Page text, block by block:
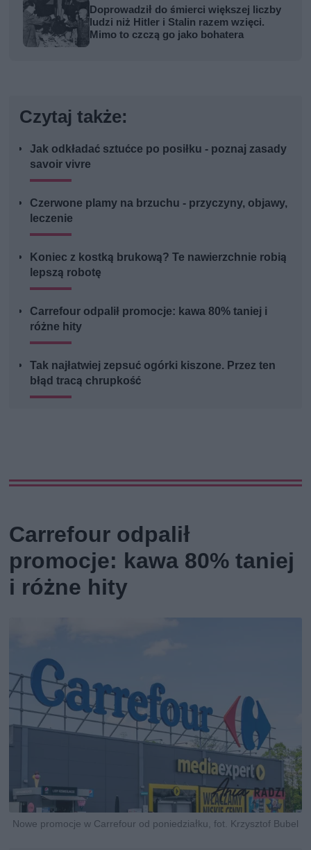
Doprowadził do śmierci większej liczby
ludzi niż Hitler i Stalin razem wzięci.
Mimo to czczą go jako bohatera
Czytaj także:
Jak odkładać sztućce po posiłku - poznaj zasady
savoir vivre
Czerwone plamy na brzuchu - przyczyny, objawy,
leczenie
Koniec z kostką brukową? Te nawierzchnie robią
lepszą robotę
Carrefour odpalił promocje: kawa 80% taniej i
różne hity
Tak najłatwiej zepsuć ogórki kiszone. Przez ten
błąd tracą chrupkość
Carrefour odpalił
promocje: kawa 80% taniej
i różne hity
Nowe promocje w Carrefour od poniedziałku, fot. Krzysztof Bubel